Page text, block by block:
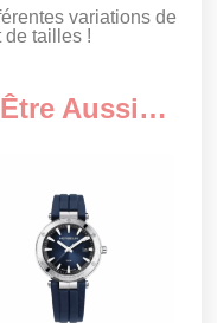
variations de
de tailles !
Aussi…